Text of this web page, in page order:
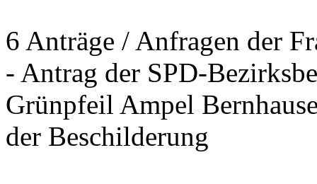
6 Anträge / Anfragen der
- Antrag der SPD-
Grünpfeil Ampel
der Beschilderung